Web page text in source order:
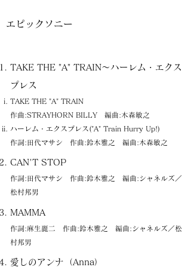
TAKE THE "A" TRAIN～ハーレム・エクス
プレス
TAKE THE "A" TRAIN
作曲:STRAYHORN BILLY 編曲:木森敏之
ハーレム・エクスプレス("A" Train Hurry Up!)
作詞:田代マサシ 作曲:鈴木雅之 編曲:木森敏之
CAN'T STOP
作詞:田代マサシ 作曲:鈴木雅之 編曲:シャネルズ／
松村邦男
MAMMA
作詞:麻生麗二 作曲:鈴木雅之 編曲:シャネルズ／松
村邦男
愛しのアンナ（Anna）
エピックソニー